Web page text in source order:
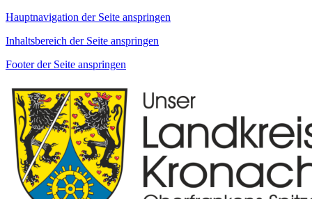
Hauptnavigation der Seite anspringen
Inhaltsbereich der Seite anspringen
Footer der Seite anspringen